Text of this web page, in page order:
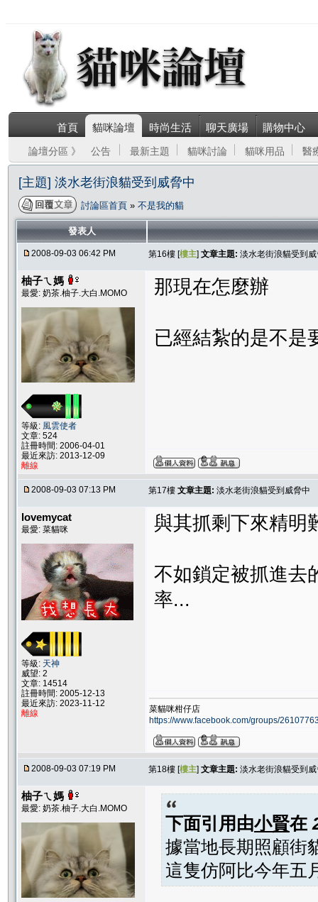
首頁 貓咪論壇 時尚生活 聊天廣場 購物中心
論壇分區 》 公告 最新主題 貓咪討論 貓咪用品 醫
[主題] 淡水老街浪貓受到威脅中
討論區首頁 » 不是我的貓
發表人
2008-09-03 06:42 PM 第16樓 [樓主] 文章主題: 淡水老街浪貓受到
柚子ㄟ媽
最愛: 奶茶.柚子.大白.MOMO
等級: 風雲使者
文章: 524
註冊時間: 2006-04-01
最近來訪: 2013-12-09
離線
那現在怎麼辦
已經結紮的是不是
2008-09-03 07:13 PM 第17樓 文章主題: 淡水老街浪貓受到威脅中
lovemycat
最愛: 菜貓咪
等級: 天神
威望: 2
文章: 14514
註冊時間: 2005-12-13
最近來訪: 2023-11-12
離線
與其抓剩下來精明
不如鎖定被抓進去
率...
菜貓咪柑仔店
https://www.facebook.com/groups/
2008-09-03 07:19 PM 第18樓 [樓主] 文章主題: 淡水老街浪貓受到
柚子ㄟ媽
最愛: 奶茶.柚子.大白.MOMO
下面引用由小賢在
據當地長期照顧街
這隻仿阿比今年五